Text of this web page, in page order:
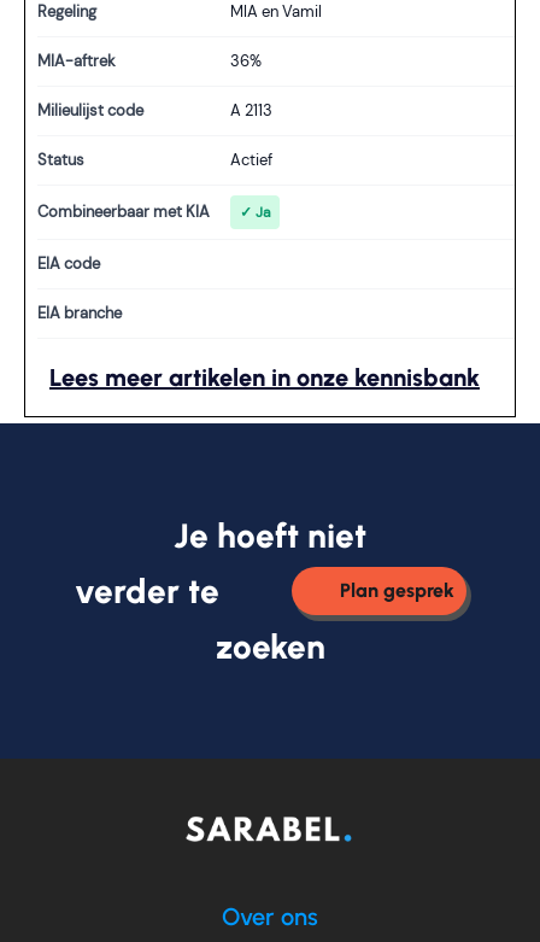
Regeling MIA en Vamil
MIA-aftrek 36%
Milieulijst code A 2113
Status Actief
Combineerbaar met KIA ✓ Ja
EIA code
EIA branche
Lees meer artikelen in onze kennisbank
Je hoeft niet
verder te
Plan gesprek
zoeken
Over ons